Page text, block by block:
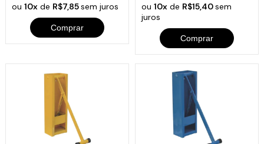
ou10x de R$7,85sem juros
Comprar
ou 10xde R$15,40sem
juros
Comprar